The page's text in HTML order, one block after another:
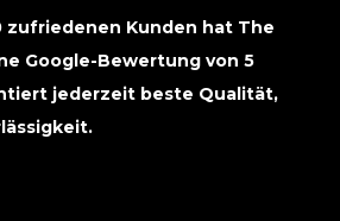
zufriedenen Kunden hat The
Google-Bewertung von 5
jederzeit beste Qualität,